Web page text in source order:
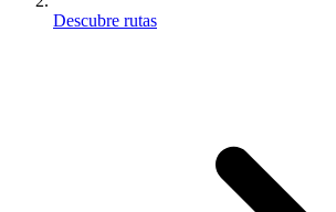
Descubre rutas